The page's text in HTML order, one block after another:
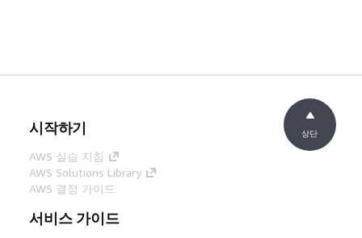
시작하기
AWS 실습 지침
AWS Solutions Library
AWS 결정 가이드
서비스 가이드
상단